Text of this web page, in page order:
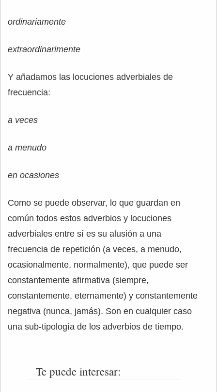
ordinariamente
extraordinarimente
Y añadamos las locuciones adverbiales de
frecuencia:
a veces
a menudo
en ocasiones
Como se puede observar, lo que guardan en
común todos estos adverbios y locuciones
adverbiales entre sí es su alusión a una
frecuencia de repetición (a veces, a menudo,
ocasionalmente, normalmente), que puede ser
constantemente afirmativa (siempre,
constantemente, eternamente) y constantemente
negativa (nunca, jamás). Son en cualquier caso
una sub-tipología de los adverbios de tiempo.
Te puede interesar: